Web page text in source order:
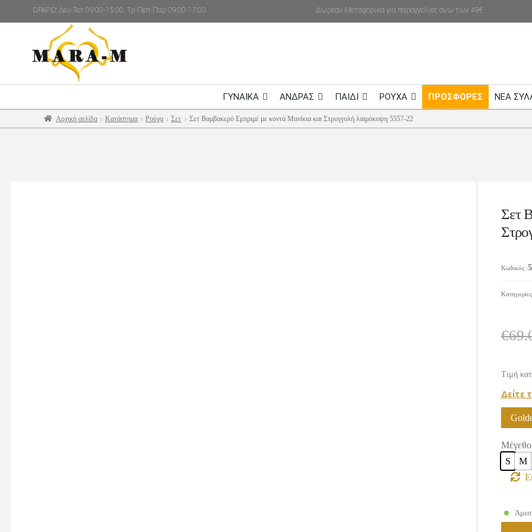
ΩΡΑΡΙΟ: Δευ-Τετ 09:00-15:00, Τρ-Πεπ-Παρ 09:00-17:00 Δωρεαν Μεταφορικά για παραγγελίες άνω των 49€
ΓΥΝΑΙΚΑ ΑΝΔΡΑΣ ΠΑΙΔΙ ΡΟΥΧΑ ΠΡΟΣΦΟΡΕΣ NEA
Αρχική σελίδα Κατάστημα Ρούχα Σετ Σετ Βαμβακερό Εμπριμέ με κοντά Μανίκια και Στρογγυλή λαιμόκοψη 5557-22
Σετ
Κωδικός :
€
Τιμή
Δείτε
S
M